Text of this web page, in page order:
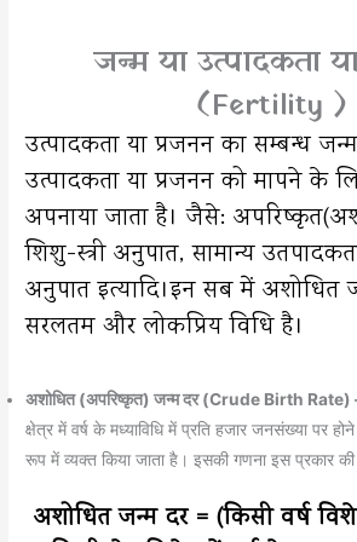
जन्म या उत्पादकता
(Fertility )
उत्पादकता या प्रजनन का सम्बन्ध
उत्पादकता या प्रजनन को मापने के
अपनाया जाता है। जैसे:
शिशु-स्त्री अनुपात, सामान्य
अनुपात इत्यादि।इन सब में
सरलतम और लोकप्रिय विधि है।
अशोधित (अपरिष्कृत) जन्म दर (Crude Birth
क्षेत्र में वर्ष के मध्याविधि में प्रति हजार जनसंख्या पर
रूप में व्यक्त किया जाता है। इसकी गणना इस प्रकार की
अशोधित जन्म दर = (किसी वर्ष